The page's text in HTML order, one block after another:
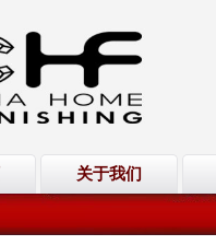
关于我们